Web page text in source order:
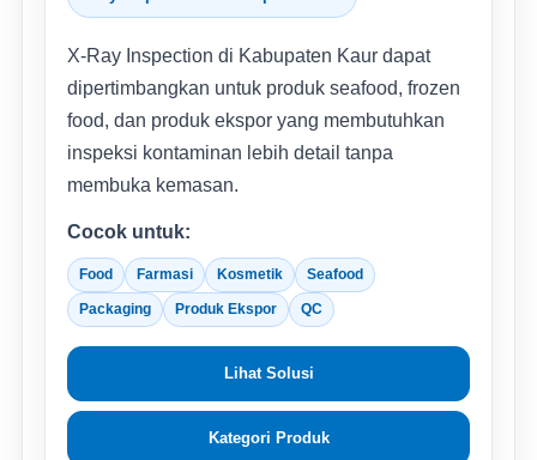
X-Ray Inspection di Kabupaten Kaur dapat
dipertimbangkan untuk produk seafood, frozen
food, dan produk ekspor yang membutuhkan
inspeksi kontaminan lebih detail tanpa
membuka kemasan.
Cocok untuk:
Food Farmasi Kosmetik Seafood
Packaging Produk Ekspor QC
Lihat Solusi
Kategori Produk